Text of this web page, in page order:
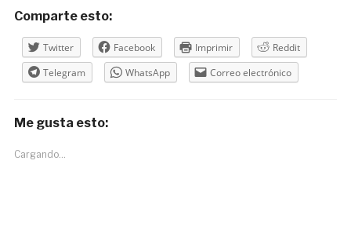
Comparte esto:
Twitter Facebook Imprimir
Reddit
Telegram
WhatsApp Correo electrónico
Me gusta esto:
Cargando...